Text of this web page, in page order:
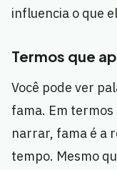
influencia o que
Termos que
Você pode ver
fama. Em termos
narrar, fama é a
tempo. Mesmo